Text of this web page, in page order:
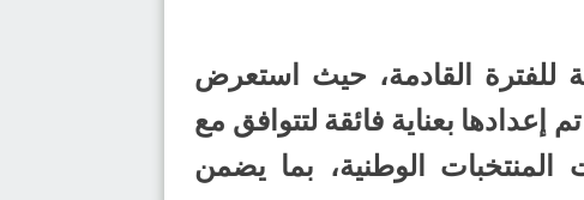
للفترة القادمة، حيث استعرض
إعدادها بعناية فائقة لتتوافق مع
المنتخبات الوطنية، بما يضمن